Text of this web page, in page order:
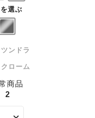
選ぶ
ンドラ
ローム
商品
2